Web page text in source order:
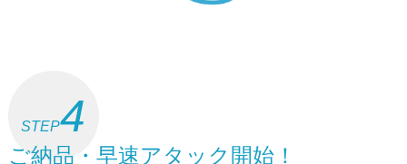
STEP4
ご納品・早速アタック開始！